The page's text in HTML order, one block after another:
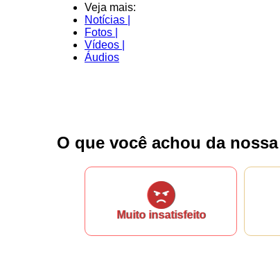
(77) 3432-1112
E-mail
Segunda a sexta-feira, das 08h às 12h
Praça Osório Ferraz, Nº 01 - Centro
Outros meios de contato
e-SIC
Veja mais:
Notícias |
Fotos |
Vídeos |
Áudios
O que você achou da
Muito insatisfeito